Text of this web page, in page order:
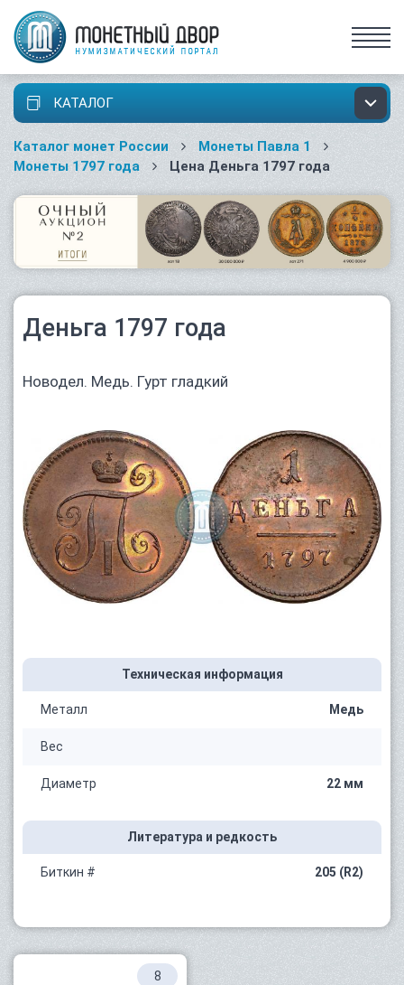
КАТАЛОГ
Каталог монет России
Монеты Павла 1
Монеты 1797 года
Цена Деньга 1797 года
Деньга 1797 года
Новодел. Медь. Гурт гладкий
Техническая информация
Металл Медь
Вес
Диаметр 22 мм
Литература и редкость
Биткин # 205 (R2)
8